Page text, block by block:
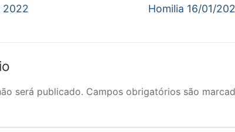
2022
Próximo
Homilia 16/01/
será publicado. Campos obrigatórios são